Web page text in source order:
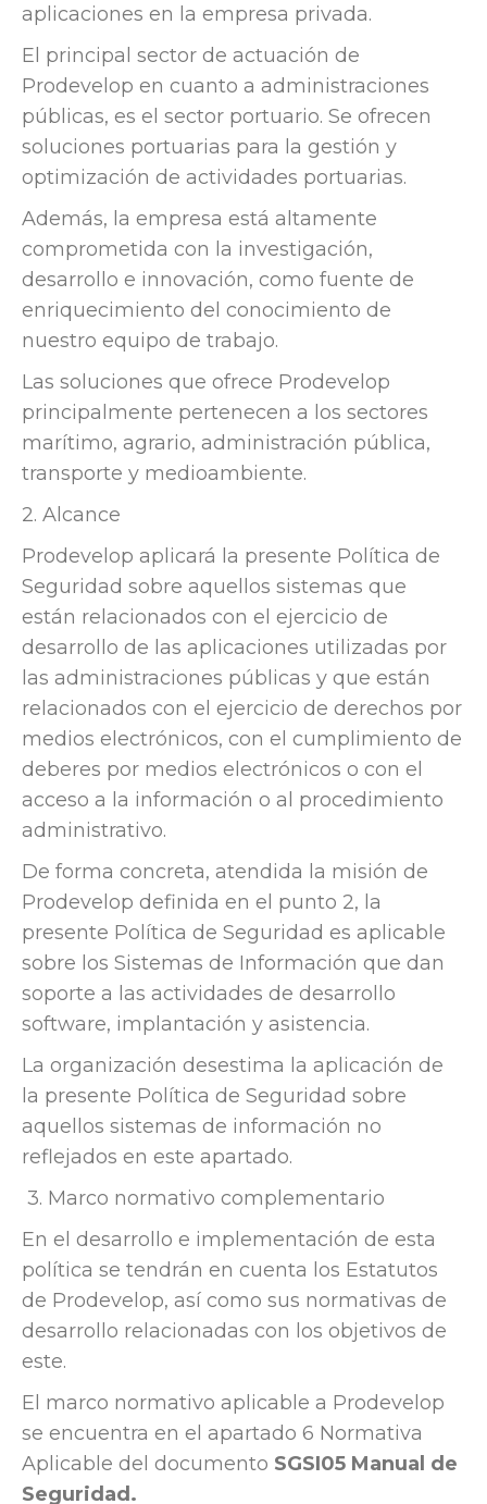
aplicaciones en la empresa privada.
El principal sector de actuación de
Prodevelop en cuanto a administraciones
públicas, es el sector portuario. Se ofrecen
soluciones portuarias para la gestión y
optimización de actividades portuarias.
Además, la empresa está altamente
comprometida con la investigación,
desarrollo e innovación, como fuente de
enriquecimiento del conocimiento de
nuestro equipo de trabajo.
Las soluciones que ofrece Prodevelop
principalmente pertenecen a los sectores
marítimo, agrario, administración pública,
transporte y medioambiente.
2. Alcance
Prodevelop aplicará la presente Política de
Seguridad sobre aquellos sistemas que
están relacionados con el ejercicio de
desarrollo de las aplicaciones utilizadas por
las administraciones públicas y que están
relacionados con el ejercicio de derechos por
medios electrónicos, con el cumplimiento de
deberes por medios electrónicos o con el
acceso a la información o al procedimiento
administrativo.
De forma concreta, atendida la misión de
Prodevelop definida en el punto 2, la
presente Política de Seguridad es aplicable
sobre los Sistemas de Información que dan
soporte a las actividades de desarrollo
software, implantación y asistencia.
La organización desestima la aplicación de
la presente Política de Seguridad sobre
aquellos sistemas de información no
reflejados en este apartado.
3. Marco normativo complementario
En el desarrollo e implementación de esta
política se tendrán en cuenta los Estatutos
de Prodevelop, así como sus normativas de
desarrollo relacionadas con los objetivos de
este.
El marco normativo aplicable a Prodevelop
se encuentra en el apartado 6 Normativa
Aplicable del documento SGSI05 Manual de
Seguridad.